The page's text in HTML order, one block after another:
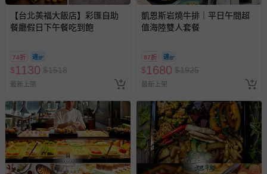
【台北美福大飯店】彩匯自助
餐廳假日下午餐吃到飽
74折
$1130 $1518
最新上架
凱恩斯岩燒牛排｜平日午間超
值海陸雙人套餐
87折
$1680 $1925
最新上架